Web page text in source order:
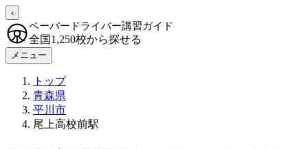
‹
ペーパードライバー講習ガイド
全国1,250校から探せる
メニュー
トップ
青森県
平川市
尾上高校前駅